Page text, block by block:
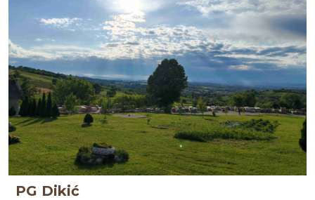
PG Dikić